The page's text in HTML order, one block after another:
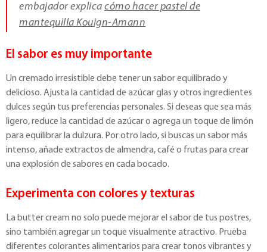
embajador explica cómo hacer pastel de
mantequilla Kouign-Amann
El sabor es muy importante
Un cremado irresistible debe tener un sabor equilibrado y
delicioso. Ajusta la cantidad de azúcar glas y otros ingredientes
dulces según tus preferencias personales. Si deseas que sea más
ligero, reduce la cantidad de azúcar o agrega un toque de limón
para equilibrar la dulzura. Por otro lado, si buscas un sabor más
intenso, añade extractos de almendra, café o frutas para crear
una explosión de sabores en cada bocado.
Experimenta con colores y texturas
La butter cream no solo puede mejorar el sabor de tus postres,
sino también agregar un toque visualmente atractivo. Prueba
diferentes colorantes alimentarios para crear tonos vibrantes y